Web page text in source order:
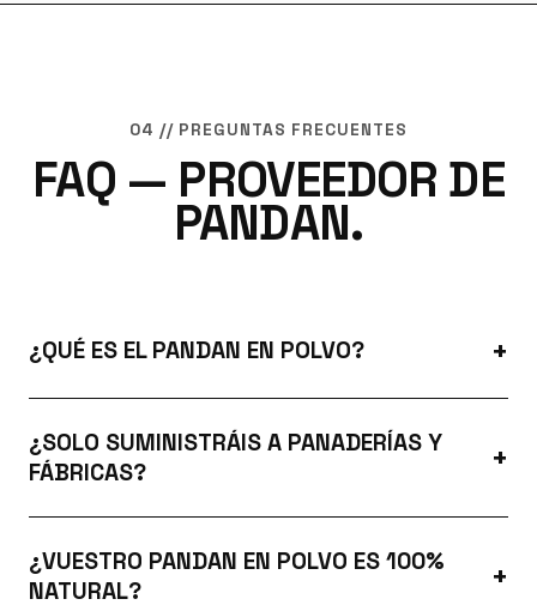
04 // PREGUNTAS FRECUENTES
FAQ — PROVEEDOR DE
PANDAN.
¿QUÉ ES EL PANDAN EN POLVO?
¿SOLO SUMINISTRÁIS A PANADERÍAS Y
FÁBRICAS?
¿VUESTRO PANDAN EN POLVO ES 100%
NATURAL?